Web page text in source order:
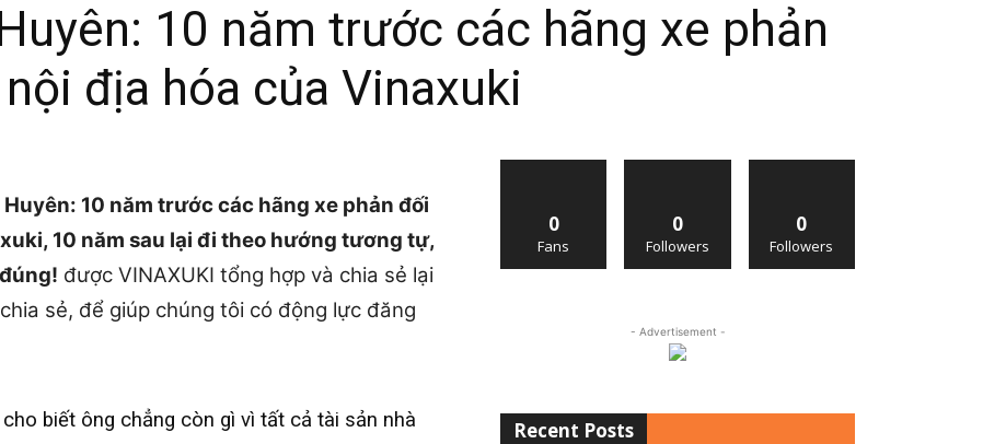
10 năm trước các hãng xe phản
địa hóa của Vinaxuki
Huyên: 10 năm trước các hãng xe phản đối
10 năm sau lại đi theo hướng tương tự,
được VINAXUKI tổng hợp và chia sẻ lại
sẻ, để giúp chúng tôi có động lực đăng
biết ông chẳng còn gì vì tất cả tài sản nhà
0
Fans
0
Followers
0
Followers
- Advertisement -
Recent Posts